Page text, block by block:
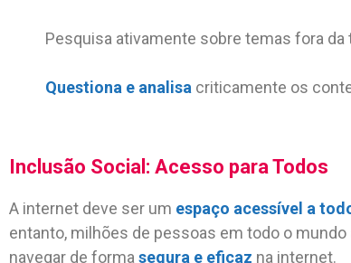
Pesquisa ativamente sobre temas fora da
Questiona e analisa criticamente os
Inclusão Social: Acesso para Todos
A internet deve ser um espaço acessível a
entanto, milhões de pessoas em todo o mundo
navegar de forma segura e eficaz na internet.